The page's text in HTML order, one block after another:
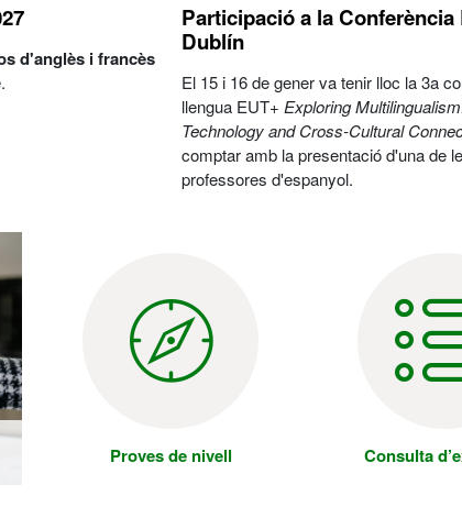
d'anglès i francès
Participació a la Conferència
Dublín
El 15 i 16 de gener va tenir lloc la 3a
llengua EUT+ Exploring
Technology and Cross-Cultural
comptar amb la presentació d'una de
professores d'espanyol.
Proves de nivell Consulta